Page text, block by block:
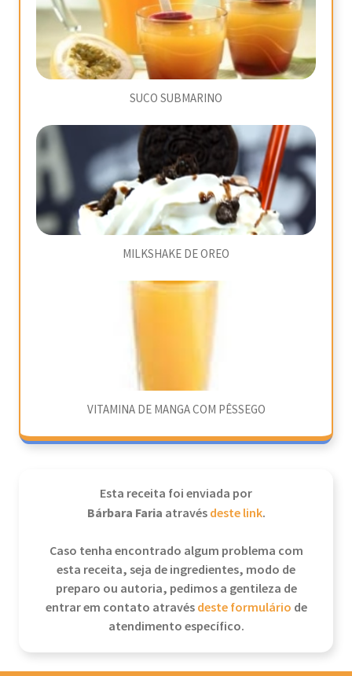
SUCO SUBMARINO
MILKSHAKE DE OREO
VITAMINA DE MANGA COM PÊSSEGO
Esta receita foi enviada por
Bárbara Faria atravésdeste link.
Caso tenha encontrado algum problema com
esta receita, seja de ingredientes, modo de
preparo ou autoria, pedimos a gentileza de
entrar em contato atravésdeste formulário de
atendimento específico.